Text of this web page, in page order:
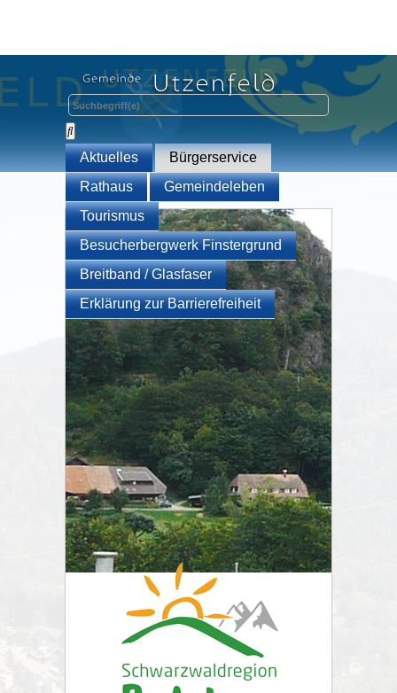
Aktuelles
Bürgerservice
Rathaus
Gemeindeleben
Tourismus
Besucherbergwerk Finstergrund
Breitband / Glasfaser
Erklärung zur Barrierefreiheit